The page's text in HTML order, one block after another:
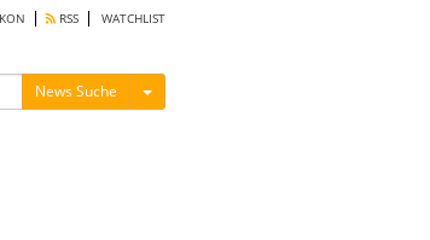
RSS WATCHLIST
News Suche Menü ein-/ausblenden